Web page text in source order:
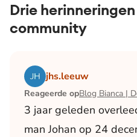
Drie
community
jhs.leeuw
Reageerde op
3 jaar geleden
man Johan op 24
Lees het artikel Blog